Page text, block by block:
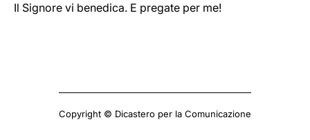
Il Signore vi benedica. E pregate per me!
Copyright © Dicastero per la Comunicazione